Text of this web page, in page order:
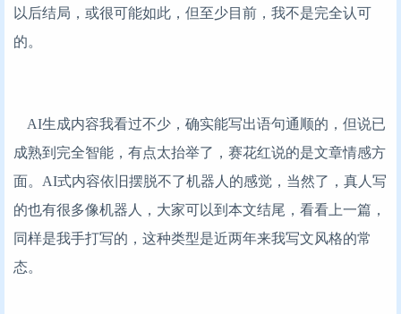
以后结局，或很可能如此，但至少目前，我不是完全认可
的。
AI生成内容我看过不少，确实能写出语句通顺的，但说已
成熟到完全智能，有点太抬举了，赛花红说的是文章情感方
面。AI式内容依旧摆脱不了机器人的感觉，当然了，真人写
的也有很多像机器人，大家可以到本文结尾，看看上一篇，
同样是我手打写的，这种类型是近两年来我写文风格的常
态。